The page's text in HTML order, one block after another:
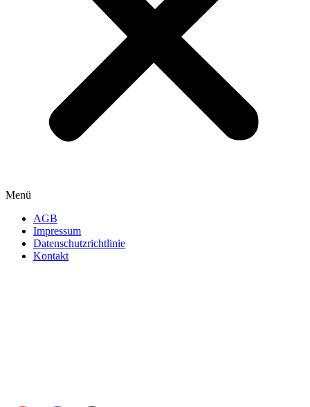
Menü
AGB
Impressum
Datenschutzrichtlinie
Kontakt